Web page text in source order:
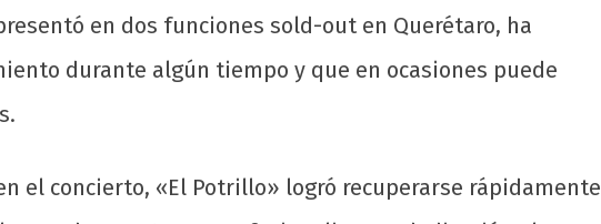
en dos funciones sold-out en Querétaro, ha
durante algún tiempo y que en ocasiones puede
el concierto, «El Potrillo» logró recuperarse rápidamente